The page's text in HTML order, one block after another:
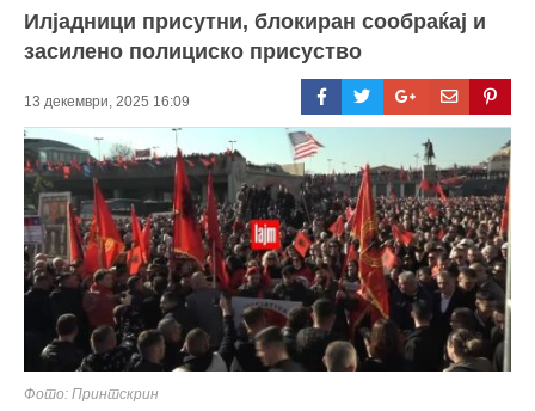
Илјадници присутни, блокиран сообраќај и
засилено полициско присуство
13 декември, 2025 16:09
Фото: Принтскрин